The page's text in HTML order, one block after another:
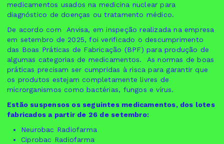
medicamentos usados na medicina nuclear para
diagnóstico de doenças ou tratamento médico.
De acordo com Anvisa, em inspeção realizada na empresa
em setembro de 2025, foi verificado o descumprimento
das Boas Práticas de Fabricação (BPF) para produção de
algumas categorias de medicamentos. As normas de boas
práticas precisam ser cumpridas à risca para garantir que
os produtos estejam completamente livres de
microrganismos como bactérias, fungos e vírus.
Estão suspensos os seguintes medicamentos, dos lotes
fabricados a partir de 26 de setembro:
Neurobac Radiofarma
Ciprobac Radiofarma